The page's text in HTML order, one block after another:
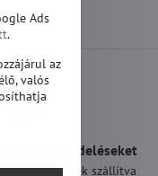
leadott rendeléseket
alatt ki lesznek szállítva
Ads
.
az
valós